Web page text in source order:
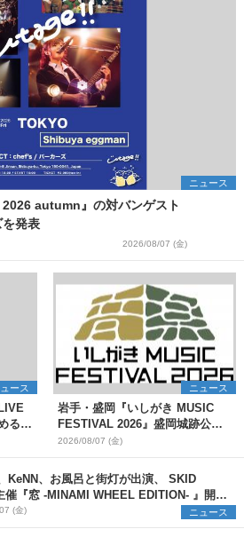
ニュース
autumn』の対バンゲスト
を発表
2026/08/07 (金)
ース
る
ス
ニュース
岩手・盛岡『いしがき MUSIC
FESTIVAL 2026』盛岡城跡公園
会場のタイムテーブル解禁
2026/08/07 (金)
KeNN、お風呂と街灯が出演、 SKID
催『窓 -MINAMI WHEEL EDITION- 』開催
(金) ニュース